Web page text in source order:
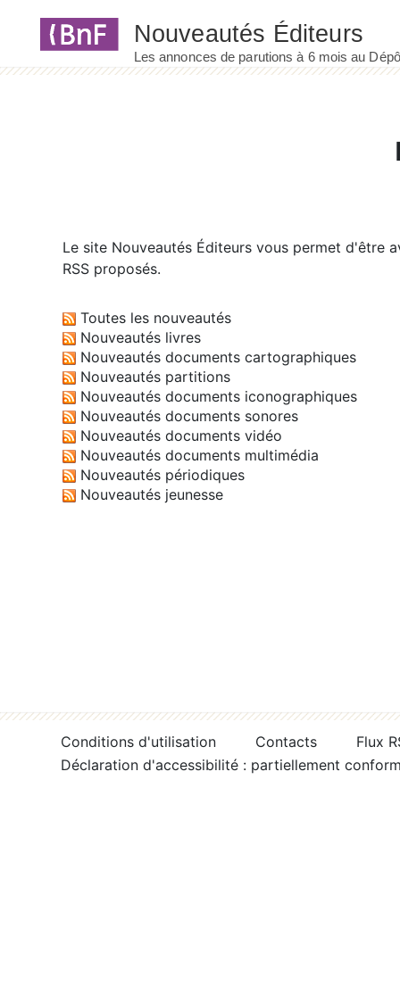
Le site Nouveautés Éditeurs vous permet d'être
RSS proposés.
Toutes les nouveautés
Nouveautés livres
Nouveautés documents cartographiques
Nouveautés partitions
Nouveautés documents iconographiques
Nouveautés documents sonores
Nouveautés documents vidéo
Nouveautés documents multimédia
Nouveautés périodiques
Nouveautés jeunesse
Conditions d'utilisation Contacts
Flux
Déclaration d'accessibilité : partiellement